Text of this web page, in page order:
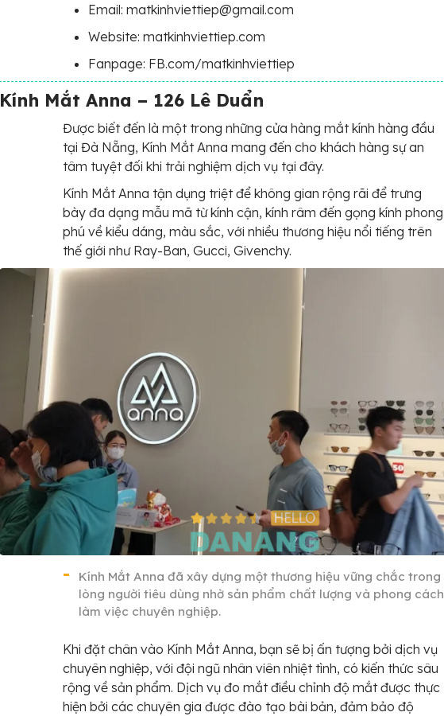
Email: matkinhviettiep@gmail.com
Website: matkinhviettiep.com
Fanpage: FB.com/matkinhviettiep
Kính Mắt Anna – 126 Lê Duẩn
Được biết đến là một trong những cửa hàng mắt kính hàng đầu
tại Đà Nẵng, Kính Mắt Anna mang đến cho khách hàng sự an
tâm tuyệt đối khi trải nghiệm dịch vụ tại đây.
Kính Mắt Anna tận dụng triệt để không gian rộng rãi để trưng
bày đa dạng mẫu mã từ kính cận, kính râm đến gọng kính phong
phú về kiểu dáng, màu sắc, với nhiều thương hiệu nổi tiếng trên
thế giới như Ray-Ban, Gucci, Givenchy.
Kính Mắt Anna đã xây dựng một thương hiệu vững chắc trong
lòng người tiêu dùng nhờ sản phẩm chất lượng và phong cách
làm việc chuyên nghiệp.
Khi đặt chân vào Kính Mắt Anna, bạn sẽ bị ấn tượng bởi dịch vụ
chuyên nghiệp, với đội ngũ nhân viên nhiệt tình, có kiến thức sâu
rộng về sản phẩm. Dịch vụ đo mắt điều chỉnh độ mắt được thực
hiện bởi các chuyên gia được đào tạo bài bản, đảm bảo độ